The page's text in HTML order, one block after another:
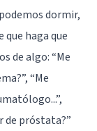
dormir,
que haga que
de algo: “Me
“Me
de próstata?”